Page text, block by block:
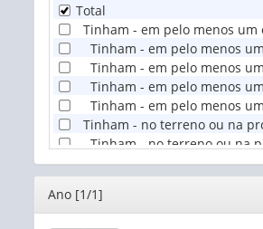
Total
Tinham - em pelo menos um
Tinham - em pelo menos
Tinham - em pelo menos
Tinham - em pelo menos
Tinham - em pelo menos
Tinham - no terreno ou na
Tinham - no terreno ou na
Tinham - no terreno ou na
Tinham - no terreno ou na
Tinham - no terreno ou na
Não tinham água canalizada
Editor
Ano [1/1]